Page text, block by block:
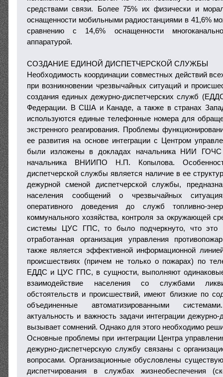
средствами связи. Более 75% их физически и
оснащенности мобильными радиостанциями в 41,6%
сравнению с 14,6% оснащенности
аппаратурой.
СОЗДАНИЕ ЕДИНОЙ ДИСПЕТЧЕРСКОЙ СЛУЖБЫ
Необходимость координации совместных действий
при возникновении чрезвычайных ситуаций и
создания единых дежурно-диспетчерских служб
Федерации. В США и Канаде, а также в странах
используются единые телефонные номера для
экстренного реагирования. Проблемы
ее развития на основе интеграции с Центром
были изложены в докладах начальника НИИ
начальника ВНИИПО Н.П. Копылова.
диспетчерской службы является наличие в ее
дежурной сменой диспетчерской службы,
населения сообщений о чрезвычайных
оперативного доведения до служб топливно-
коммунального хозяйства, контроля за окружающей
системы ЦУС ГПС, то было подчеркнуто, что это
отработанная организация управления
также является эффективной информационной
происшествиях (причем не только о пожарах) по
ЕДДС и ЦУС ГПС, в сущности, выполняют
взаимодействие населения со службами
обстоятельств и происшествий, имеют близкие по
объединенные автоматизированными
актуальность и важность задачи интеграции
вызывает сомнений. Однако для этого необходимо
Основные проблемы при интеграции Центра
дежурно-диспетчерскую службу связаны с
вопросами. Организационные обусловлены
диспетчирования в службах жизнеобеспечения